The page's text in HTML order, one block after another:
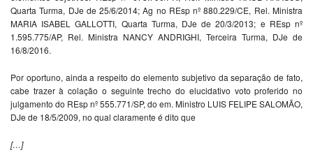
Quarta Turma, DJe de 25/6/2014; Ag no REsp nº 880.229/CE, Rel. Ministra
MARIA ISABEL GALLOTTI, Quarta Turma, DJe de 20/3/2013; e REsp nº
1.595.775/AP, Rel. Ministra NANCY ANDRIGHI, Terceira Turma, DJe de
16/8/2016.
Por oportuno, ainda a respeito do elemento subjetivo da separação de fato,
cabe trazer à colação o seguinte trecho do elucidativo voto proferido no
julgamento do REsp nº 555.771/SP, do em. Ministro LUIS FELIPE SALOMÃO,
DJe de 18/5/2009, no qual claramente é dito que
[…]